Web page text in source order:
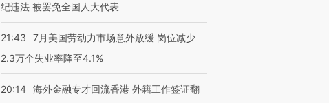
纪违法 被罢免全国人大代表
21:43
7月美国劳动力市场意外放缓 岗位减少
2.3万个失业率降至4.1%
20:14 海外金融专才回流香港 外籍工作签证翻